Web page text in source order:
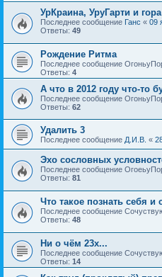
УрКраина, УруГарти и
Последнее сообщение Ганс « 09
Ответы: 49
Рождение Ритма
Последнее сообщение
Ответы: 4
А что в 2012 году что-то
Последнее сообщение
Ответы: 62
Удалить 3
Последнее сообщение Д.И.В. «
Эхо сословных
Последнее сообщение
Ответы: 81
Что такое познать себя
Последнее сообщение
Ответы: 48
Ни о чём 23х...
Последнее сообщение
Ответы: 14